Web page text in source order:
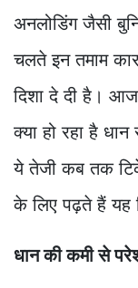
अनलोडिंग जैसी
चलते इन तमाम
दिशा दे दी है।
क्या हो रहा है
ये तेजी कब तक
के लिए पढ़ते हैं यह
धान की कमी से